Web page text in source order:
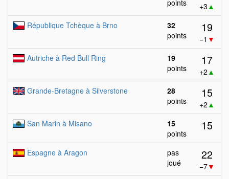
points +3 ▲
République Tchèque à Brno
32
points
19
−1 ▼
Autriche à Red Bull Ring
19
points
17
+2 ▲
Grande-Bretagne à Silverstone
28
points
15
+2 ▲
San Marin à Misano
15
points
15
Espagne à Aragon
pas
joué
22
−7▼